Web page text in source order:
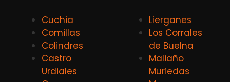
Cuchia
Comillas
Colindres
Castro
Urdiales
Lierganes
Los Corrales
de Buelna
Maliaño
Muriedas